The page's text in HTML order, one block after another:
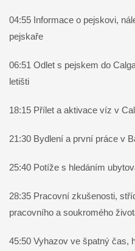
04:55 Informace o pejskovi,
pejskaře
06:51 Odlet s pejskem do
letišti
18:15 Přílet a aktivace víz v
21:30 Bydlení a první práce v
25:40 Potíže s hledáním
28:35 Pracovní zkušenosti,
pracovního a soukromého
45:50 Vyhazov ve špatný čas,